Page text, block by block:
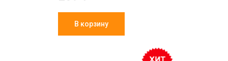
В корзину